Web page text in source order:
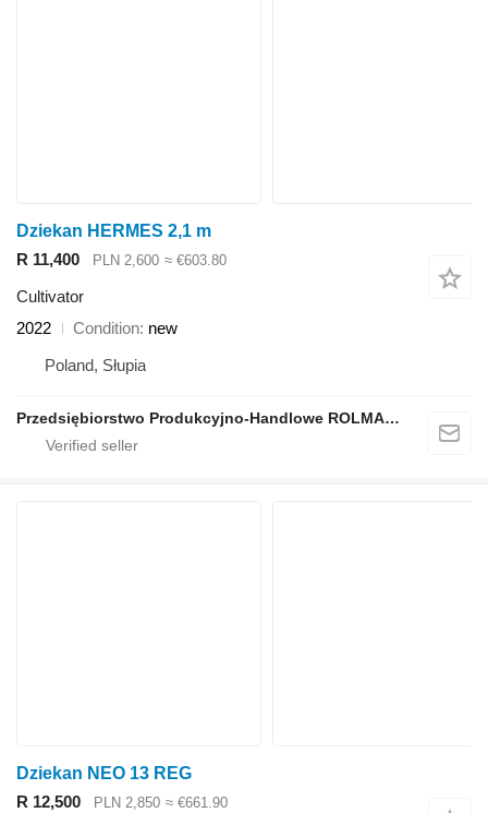
Dziekan HERMES 2,1 m
R 11,400
PLN 2,600 ≈ €603.80
Cultivator
2022
Condition new
Poland, Słupia
Przedsiębiorstwo Produkcyjno-Handlowe ROLMAPOL Marcin Dziekan
Dziekan NEO 13 REG
R 12,500
PLN 2,850 ≈ €661.90